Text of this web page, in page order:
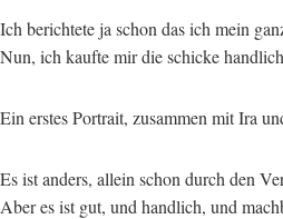
Ich berichtete ja schon das ich mein
Nun, ich kaufte mir die schicke
Ein erstes Portrait, zusammen mit Ira
Es ist anders, allein schon durch den
Aber es ist gut, und handlich, und